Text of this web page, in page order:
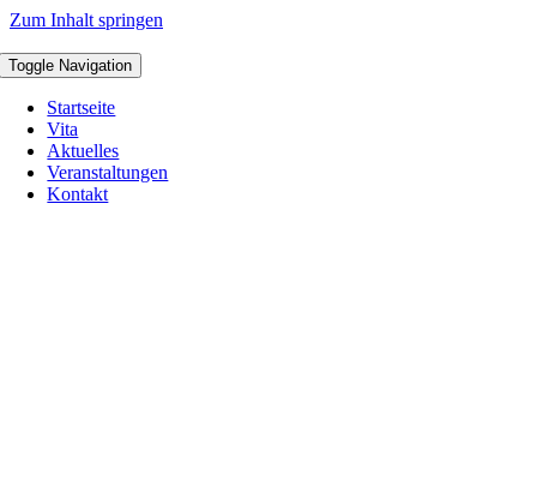
Zum Inhalt springen
Toggle Navigation
Startseite
Vita
Aktuelles
Veranstaltungen
Kontakt